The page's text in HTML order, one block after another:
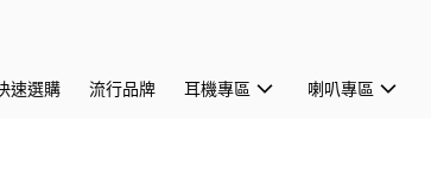
速選購 流行品牌 耳機專區 喇叭專區